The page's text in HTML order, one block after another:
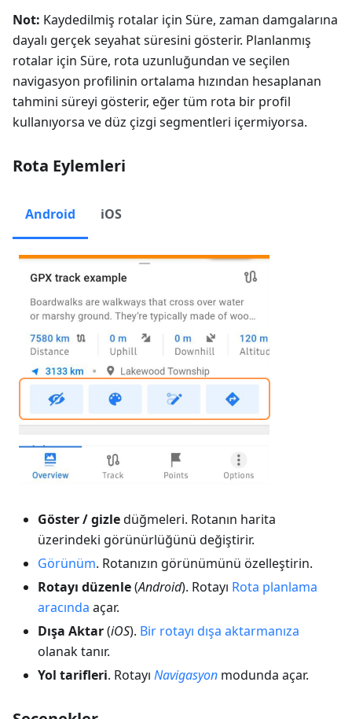
Not: Kaydedilmiş rotalar için Süre, zaman damgalarına
dayalı gerçek seyahat süresini gösterir. Planlanmış
rotalar için Süre, rota uzunluğundan ve seçilen
navigasyon profilinin ortalama hızından hesaplanan
tahmini süreyi gösterir, eğer tüm rota bir profil
kullanıyorsa ve düz çizgi segmentleri içermiyorsa.
Rota Eylemleri
Android iOS
Göster / gizledüğmeleri. Rotanın harita
üzerindeki görünürlüğünü değiştirir.
Görünüm. Rotanızın görünümünü özelleştirin.
Rotayı düzenle(Android). Rotayı Rota planlama
aracında açar.
Dışa Aktar(iOS). Bir rotayı dışa aktarmanıza
olanak tanır.
Yol tarifleri. Rotayı Navigasyon modunda açar.